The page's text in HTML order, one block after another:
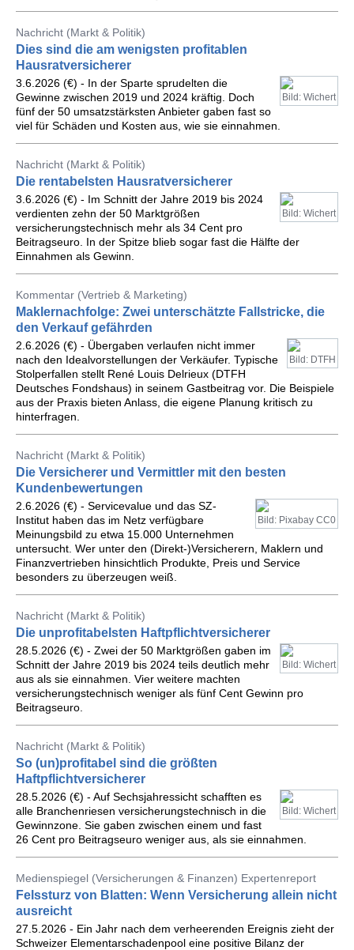
Nachricht (Markt & Politik)
Dies sind die am wenigsten profitablen
Hausratversicherer
Bild: Wichert
3.6.2026 (€) - In der Sparte sprudelten die
Gewinne zwischen 2019 und 2024 kräftig. Doch
fünf der 50 umsatzstärksten Anbieter gaben fast so
viel für Schäden und Kosten aus, wie sie einnahmen.
Nachricht (Markt & Politik)
Die rentabelsten Hausratversicherer
Bild: Wichert
3.6.2026 (€) - Im Schnitt der Jahre 2019 bis 2024
verdienten zehn der 50 Marktgrößen
versicherungstechnisch mehr als 34 Cent pro
Beitragseuro. In der Spitze blieb sogar fast die Hälfte der
Einnahmen als Gewinn.
Kommentar (Vertrieb & Marketing)
Maklernachfolge: Zwei unterschätzte Fallstricke, die
den Verkauf gefährden
Bild: DTFH
2.6.2026 (€) - Übergaben verlaufen nicht immer
nach den Idealvorstellungen der Verkäufer. Typische
Stolperfallen stellt René Louis Delrieux (DTFH
Deutsches Fondshaus) in seinem Gastbeitrag vor. Die Beispiele
aus der Praxis bieten Anlass, die eigene Planung kritisch zu
hinterfragen.
Nachricht (Markt & Politik)
Die Versicherer und Vermittler mit den besten
Kundenbewertungen
Bild: Pixabay CC0
2.6.2026 (€) - Servicevalue und das SZ-
Institut haben das im Netz verfügbare
Meinungsbild zu etwa 15.000 Unternehmen
untersucht. Wer unter den (Direkt-)Versicherern, Maklern und
Finanzvertrieben hinsichtlich Produkte, Preis und Service
besonders zu überzeugen weiß.
Nachricht (Markt & Politik)
Die unprofitabelsten Haftpflichtversicherer
Bild: Wichert
28.5.2026 (€) - Zwei der 50 Marktgrößen gaben im
Schnitt der Jahre 2019 bis 2024 teils deutlich mehr
aus als sie einnahmen. Vier weitere machten
versicherungstechnisch weniger als fünf Cent Gewinn pro
Beitragseuro.
Nachricht (Markt & Politik)
So (un)profitabel sind die größten
Haftpflichtversicherer
Bild: Wichert
28.5.2026 (€) - Auf Sechsjahressicht schafften es
alle Branchenriesen versicherungstechnisch in die
Gewinnzone. Sie gaben zwischen einem und fast
26 Cent pro Beitragseuro weniger aus, als sie einnahmen.
Medienspiegel (Versicherungen & Finanzen) Expertenreport
Felssturz von Blatten: Wenn Versicherung allein nicht
ausreicht
27.5.2026 - Ein Jahr nach dem verheerenden Ereignis zieht der
Schweizer Elementarschadenpool eine positive Bilanz der